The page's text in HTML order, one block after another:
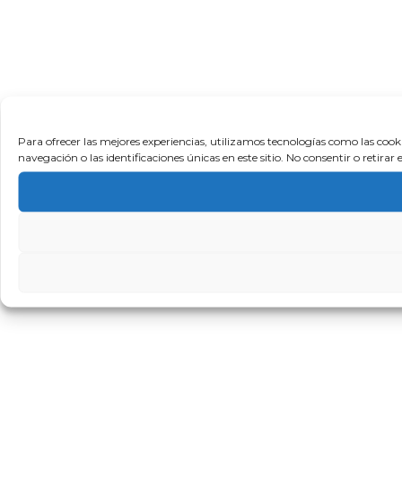
Para ofrecer las mejores experiencias, utilizamos tecnologías como las
navegación o las identificaciones únicas en este sitio. No consentir o